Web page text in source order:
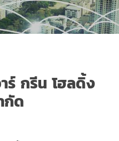
ร์ กรีน โฮลดิ้ง
กัด